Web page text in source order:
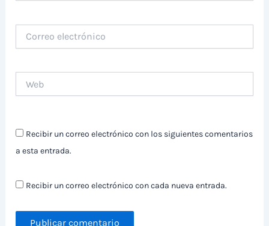
electrónico
Recibir un correo electrónico con los siguientes comentarios
a esta entrada.
Recibir un correo electrónico con cada nueva entrada.